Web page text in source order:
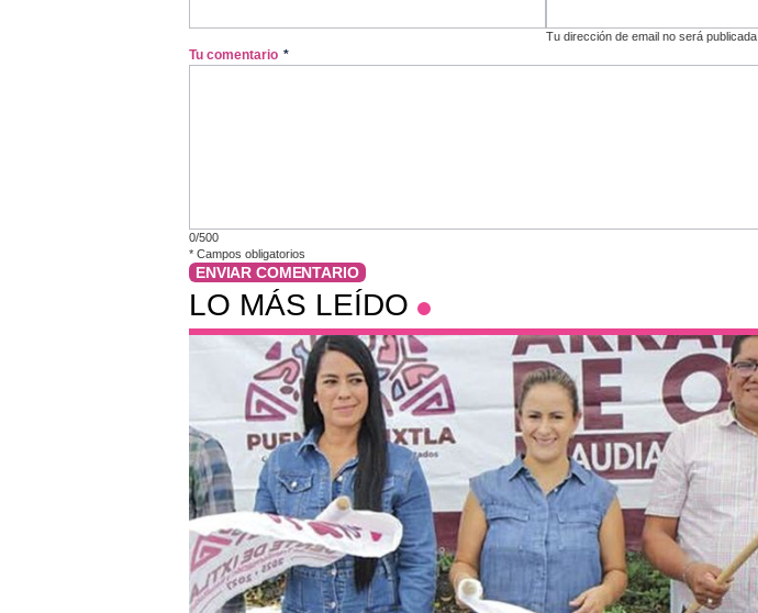
Tu dirección de email no será publicada.
Tu comentario *
0/500
* Campos obligatorios
ENVIAR COMENTARIO
LO MÁS LEÍDO